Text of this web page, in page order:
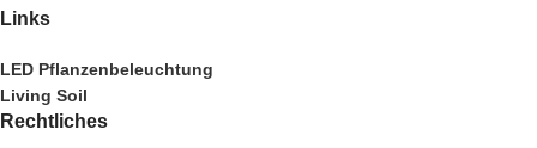
Links
LED Pflanzenbeleuchtung
Living Soil
Rechtliches